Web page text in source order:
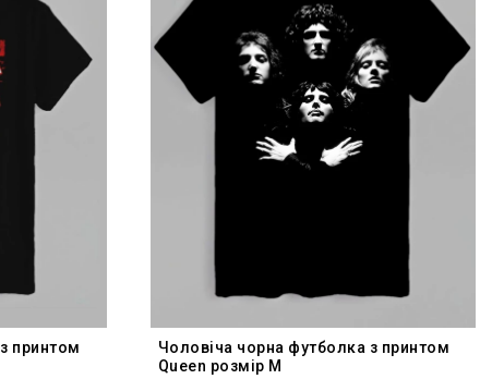
принтом
Чоловіча чорна футболка з принтом
Queen розмір M